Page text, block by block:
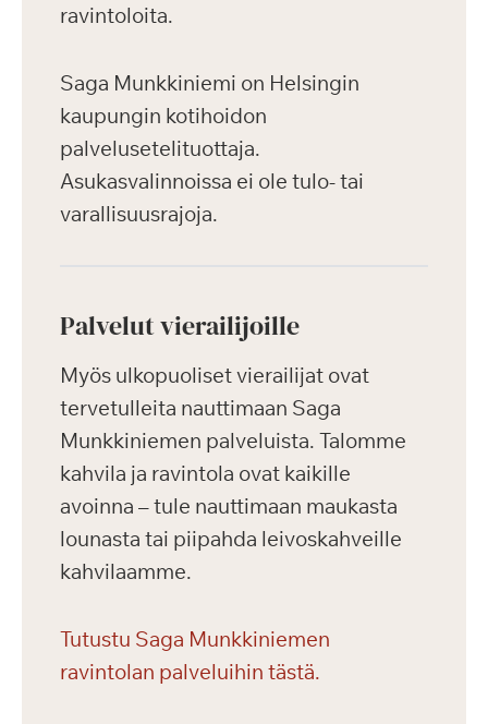
ravintoloita.
Saga Munkkiniemi on Helsingin
kaupungin kotihoidon
palvelusetelituottaja.
Asukasvalinnoissa ei ole tulo- tai
varallisuusrajoja.
Palvelut vierailijoille
Myös ulkopuoliset vierailijat ovat
tervetulleita nauttimaan Saga
Munkkiniemen palveluista. Talomme
kahvila ja ravintola ovat kaikille
avoinna – tule nauttimaan maukasta
lounasta tai piipahda leivoskahveille
kahvilaamme.
Tutustu Saga Munkkiniemen
ravintolan palveluihin tästä.